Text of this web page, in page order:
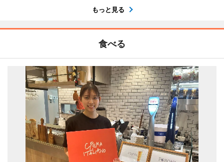
もっと見る
食べる